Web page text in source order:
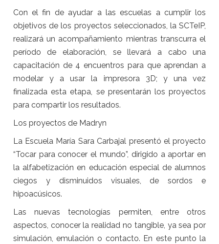
Con el fin de ayudar a las escuelas a cumplir los
objetivos de los proyectos seleccionados, la SCTeIP,
realizará un acompañamiento mientras transcurra el
período de elaboración, se llevará a cabo una
capacitación de 4 encuentros para que aprendan a
modelar y a usar la impresora 3D; y una vez
finalizada esta etapa, se presentarán los proyectos
para compartir los resultados.
Los proyectos de Madryn
La Escuela María Sara Carbajal presentó el proyecto
“Tocar para conocer el mundo”, dirigido a aportar en
la alfabetización en educación especial de alumnos
ciegos y disminuidos visuales, de sordos e
hipoacúsicos.
Las nuevas tecnologías permiten, entre otros
aspectos, conocer la realidad no tangible, ya sea por
simulación, emulación o contacto. En este punto la